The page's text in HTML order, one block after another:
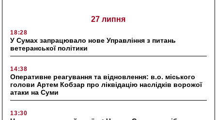
27 липня
18:28
У Сумах запрацювало нове Управління з питань
ветеранської політики
14:38
Оперативне реагування та відновлення: в.о. міського
голови Артем Кобзар про ліквідацію наслідків ворожої
атаки на Суми
13:30